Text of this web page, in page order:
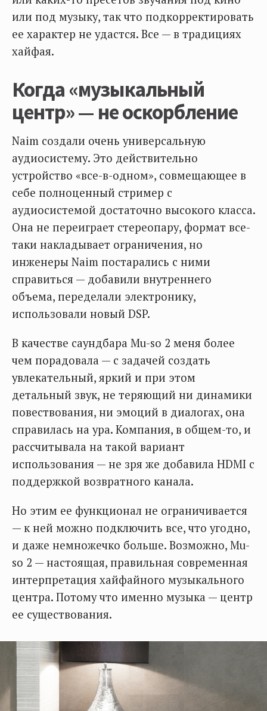
или под музыку, так что подкорректировать
ее характер не удастся. Все — в традициях
хайфая.
Когда «музыкальный
центр» — не оскорбление
Naim создали очень универсальную
аудиосистему. Это действительно
устройство «все-в-одном», совмещающее в
себе полноценный стример с
аудиосистемой достаточно высокого класса.
Она не переиграет стереопару, формат все-
таки накладывает ограничения, но
инженеры Naim постарались с ними
справиться — добавили внутреннего
объема, переделали электронику,
использовали новый DSP.
В качестве саундбара Mu-so 2 меня более
чем порадовала — с задачей создать
увлекательный, яркий и при этом
детальный звук, не теряющий ни динамики
повествования, ни эмоций в диалогах, она
справилась на ура. Компания, в общем-то, и
рассчитывала на такой вариант
использования — не зря же добавила HDMI с
поддержкой возвратного канала.
Но этим ее функционал не ограничивается
— к ней можно подключить все, что угодно,
и даже немножечко больше. Возможно, Mu-
so 2 — настоящая, правильная современная
интерпретация хайфайного музыкального
центра. Потому что именно музыка — центр
ее существования.